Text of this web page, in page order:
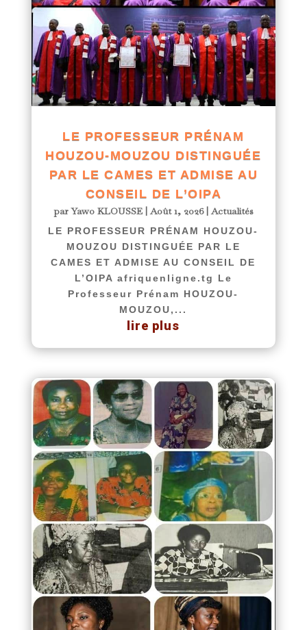
LE PROFESSEUR PRÉNAM
HOUZOU-MOUZOU DISTINGUÉE
PAR LE CAMES ET ADMISE AU
CONSEIL DE L’OIPA
parYawo KLOUSSE|Août 1, 2026|Actualités
LE PROFESSEUR PRÉNAM HOUZOU-
MOUZOU DISTINGUÉE PAR LE
CAMES ET ADMISE AU CONSEIL DE
L’OIPA afriquenligne.tg Le
Professeur Prénam HOUZOU-
MOUZOU,...
lire plus